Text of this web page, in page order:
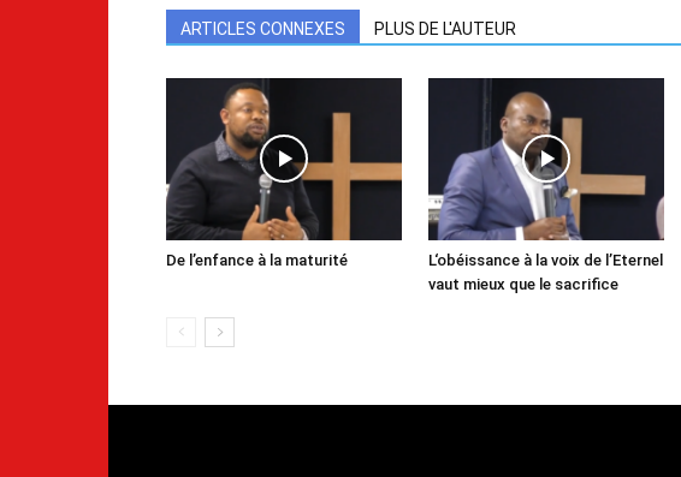
ARTICLES CONNEXES PLUS DE L'AUTEUR
De l’enfance à la maturité
L‘obéissance à la voix de l’Eternel
vaut mieux que le sacrifice